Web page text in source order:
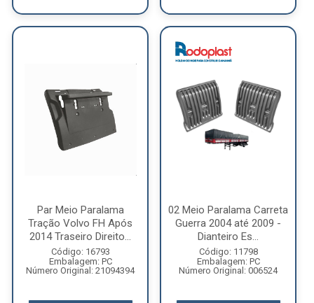
Par Meio Paralama
Tração Volvo FH Após
2014 Traseiro Direito...
Código: 16793
Embalagem: PC
Número Original: 21094394
02 Meio Paralama Carreta
Guerra 2004 até 2009 -
Dianteiro Es...
Código: 11798
Embalagem: PC
Número Original: 006524